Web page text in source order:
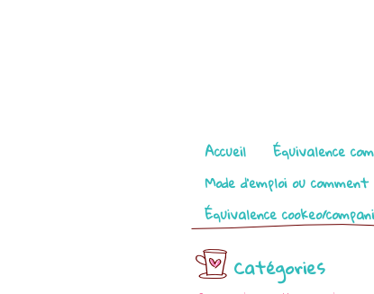
Pages
Accueil Équivalence
Mode d’emploi ou
Équivalence cookeo/
Catégories